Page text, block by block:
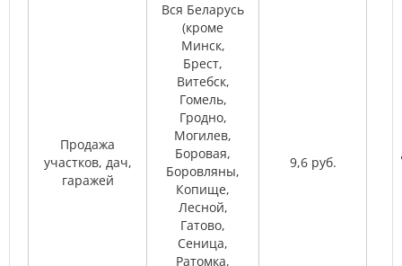
Продажа
участков, дач,
гаражей
Вся Беларусь
(кроме
Минск,
Брест,
Витебск,
Гомель,
Гродно,
Могилев,
Боровая,
Боровляны,
Копище,
Лесной,
Гатово,
Сеница,
Ратомка,
9,6 руб.